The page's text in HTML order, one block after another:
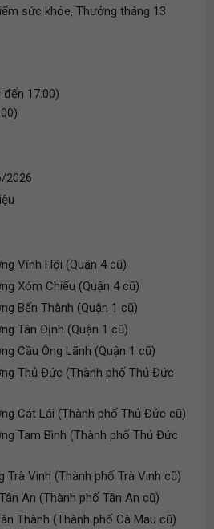
sức khỏe, Thưởng tháng 13
17:00)
2026
Vĩnh Hội (Quận 4 cũ)
Xóm Chiếu (Quận 4 cũ)
Bến Thành (Quận 1 cũ)
Tân Định (Quận 1 cũ)
Cầu Ông Lãnh (Quận 1 cũ)
Thủ Đức (Thành phố Thủ Đức
Cát Lái (Thành phố Thủ Đức cũ)
Tam Bình (Thành phố Thủ Đức
Trà Vinh (Thành phố Trà Vinh cũ)
An (Thành phố Tân An cũ)
Thành (Thành phố Cà Mau cũ)